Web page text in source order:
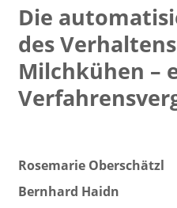
Die
des
Milchkühen –
Rosemarie Oberschätzl
Bernhard Haidn